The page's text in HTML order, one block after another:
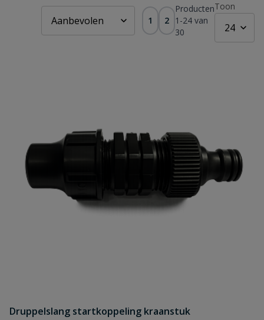
Producten
1 -24 van
30
1 2
Toon
Druppelslang startkoppeling kraanstuk